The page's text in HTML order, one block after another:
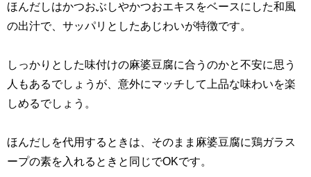
ほんだしはかつおぶしやかつおエキスをベースにした和風
の出汁で、サッパリとしたあじわいが特徴です。
しっかりとした味付けの麻婆豆腐に合うのかと不安に思う
人もあるでしょうが、意外にマッチして上品な味わいを楽
しめるでしょう。
ほんだしを代用するときは、そのまま麻婆豆腐に鶏ガラス
ープの素を入れるときと同じでOKです。